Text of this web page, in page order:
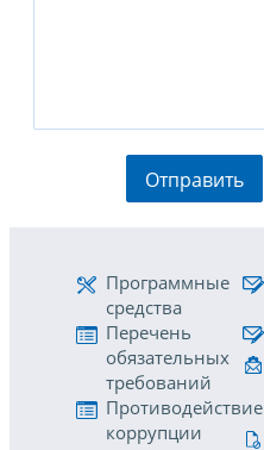
Отправить
Программные
средства
Перечень
обязательных
требований
Противодействие
коррупции